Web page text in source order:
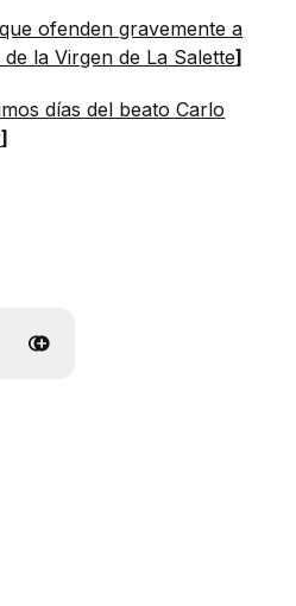
ofenden gravemente a
la Virgen de La Salette]
días del beato Carlo
]